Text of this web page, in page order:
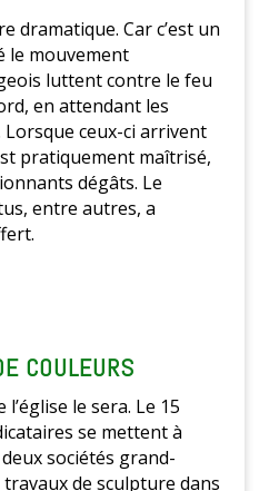
dramatique. Car c’est un
le mouvement
luttent contre le feu
en attendant les
Lorsque ceux-ci arrivent
pratiquement maîtrisé,
dégâts. Le
entre autres, a
COULEURS
le sera. Le 15
se mettent à
sociétés grand-
de sculpture dans